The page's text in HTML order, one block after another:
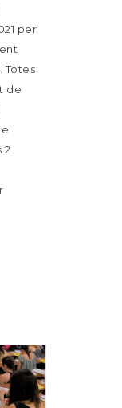
per
Totes
de
2